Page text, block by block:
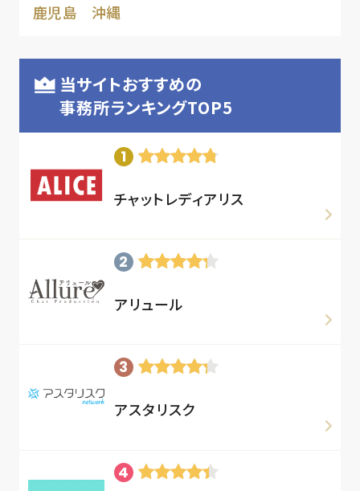
鹿児島
沖縄
当サイトおすすめの
事務所ランキングTOP5
チャットレディアリス
アリュール
アスタリスク